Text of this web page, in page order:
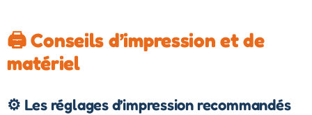
🖨️ Conseils d’impression et de
matériel
⚙️ Les réglages d’impression recommandés